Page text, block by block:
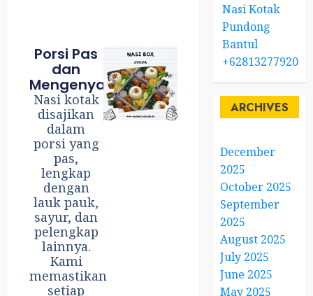
Porsi Pas
dan
Mengenyangkan
Nasi kotak
disajikan
dalam
porsi yang
pas,
lengkap
dengan
lauk pauk,
sayur, dan
pelengkap
lainnya.
Kami
memastikan
setiap
Nasi Kotak
Pundong
Bantul
+6281327792084
ARCHIVES
December
2025
October 2025
September
2025
August 2025
July 2025
June 2025
May 2025